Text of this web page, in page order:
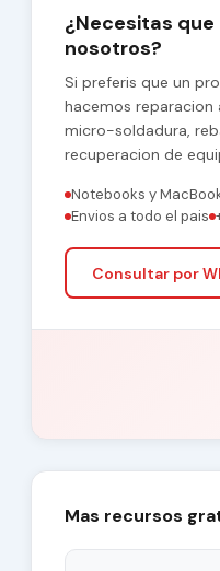
¿Necesitas
nosotros?
Si preferis que un
hacemos reparacion
micro-soldadura,
recuperacion de
Notebooks y
Envios a todo el pais
Consultar por
Mas recursos